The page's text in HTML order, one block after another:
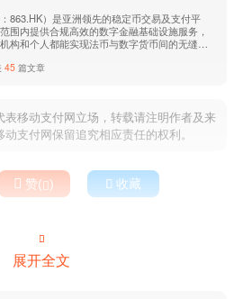
863.HK）是亚洲领先的稳定币交易及支付平
围内提供合规高效的数字金融基础设施服务，
构和个人都能实现法币与数字货币间的无缝兑
个连接全球市场的高效生态系统，实现全球资
45 篇文章
移动支付网立场，转载请注明作者及来
支付网保留追究相应责任的权利。
 赞()  收藏

展开全文